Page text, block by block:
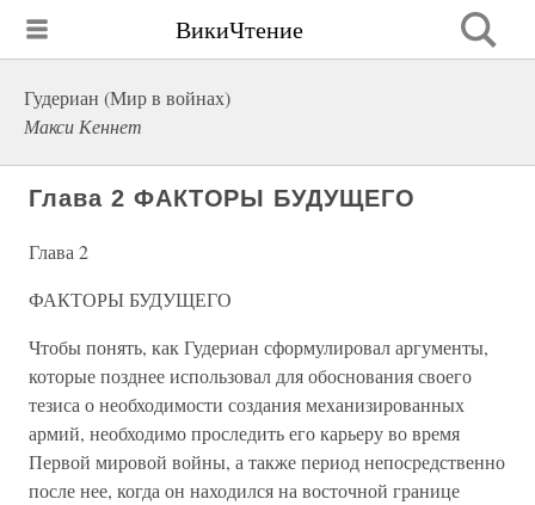
ВикиЧтение
Гудериан (Мир в войнах)
Макси Кеннет
Глава 2 ФАКТОРЫ БУДУЩЕГО
Глава 2
ФАКТОРЫ БУДУЩЕГО
Чтобы понять, как Гудериан сформулировал аргументы,
которые позднее использовал для обоснования своего
тезиса о необходимости создания механизированных
армий, необходимо проследить его карьеру во время
Первой мировой войны, а также период непосредственно
после нее, когда он находился на восточной границе